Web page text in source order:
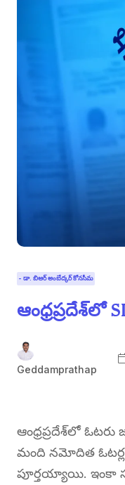
- డా. బిఆర్ అంబేద్కర్ కోనసీమ
ఆంధ్రప్రదేశ్‌లో
Geddamprathap
ఆంధ్రప్రదేశ్‌లో ఓటరు
మంది నమోదిత
పూర్తయ్యాయి. ఇంకా